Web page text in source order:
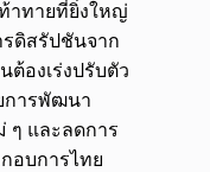
าทายที่ยิ่งใหญ่
รดิสรัปชันจาก
ต้องเร่งปรับตัว
การพัฒนา
ๆ และลดการ
อบการไทย